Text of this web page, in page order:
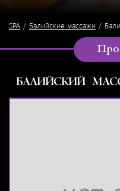
SPA Балийские массажи
БАЛИЙСКИЙ